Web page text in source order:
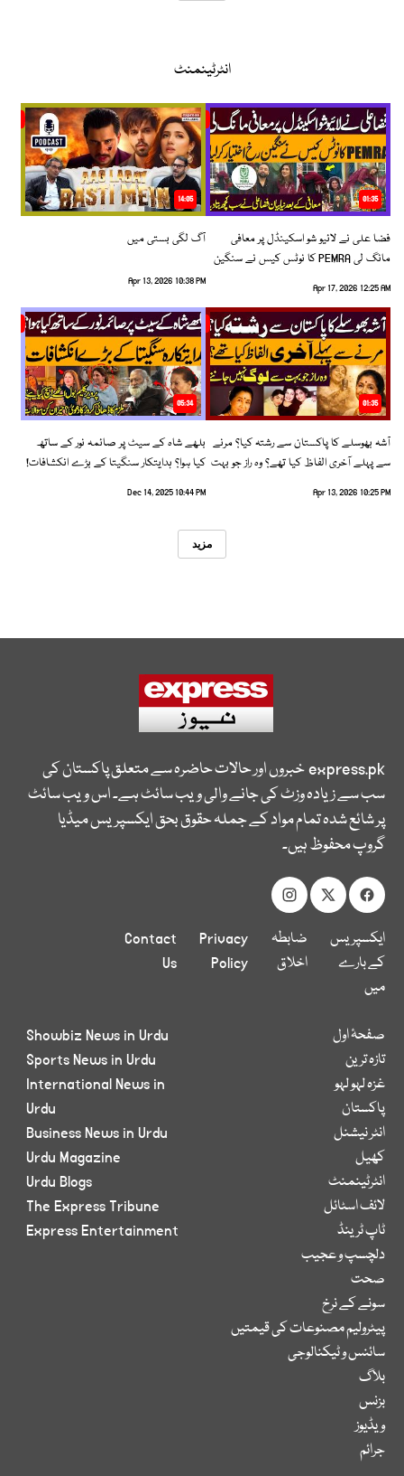
انٹرٹینمنٹ
01:35
فضا علی نے لائیو شو اسکینڈل پر معافی
مانگ لی PEMRA کا نوٹس کیس نے سنگین
Apr 17, 2026 12:25 AM
14:05
آگ لگی بستی میں
Apr 13, 2026 10:38 PM
01:35
آشہ بھوسلے کا پاکستان سے رشتہ کیا؟ مرنے
سے پہلے آخری الفاظ کیا تھے؟ وہ راز جو بہت
Apr 13, 2026 10:25 PM
05:34
بلھے شاہ کے سیٹ پر صائمہ نور کے ساتھ
کیا ہوا؟ ہدایتکار سنگیتا کے بڑے انکشافات!
Dec 14, 2025 10:44 PM
مزید
express.pkخبروں اور حالات حاضرہ سے متعلق پاکستان کی
سب سے زیادہ وزٹ کی جانے والی ویب سائٹ ہے۔ اس ویب سائٹ
پر شائع شدہ تمام مواد کے جملہ حقوق بحق ایکسپریس میڈیا
گروپ محفوظ ہیں۔
ایکسپریس
کے بارے
میں
ضابطہ
اخلاق
Privacy
Policy
Contact
Us
صفحۂ اول
تازہ ترین
غزہ لہو لہو
پاکستان
انٹر نیشنل
کھیل
انٹرٹینمنٹ
لائف اسٹائل
ٹاپ ٹرینڈ
دلچسپ و عجیب
صحت
سونے کے نرخ
پیٹرولیم مصنوعات کی قیمتیں
سائنس و ٹیکنالوجی
بلاگ
بزنس
ویڈیوز
جرائم
Showbiz News in Urdu
Sports News in Urdu
International News in
Urdu
Business News in Urdu
Urdu Magazine
Urdu Blogs
The Express Tribune
Express Entertainment